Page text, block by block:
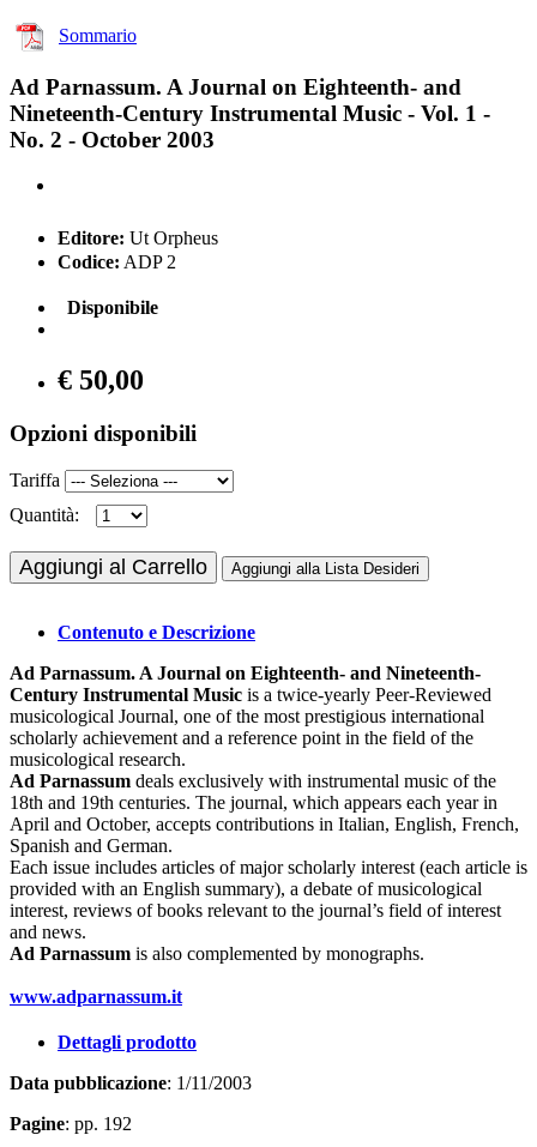
Sommario
Ad Parnassum. A Journal on Eighteenth- and
Nineteenth-Century Instrumental Music - Vol. 1 -
No. 2 - October 2003
Editore: Ut Orpheus
Codice: ADP 2
Disponibile
€ 50,00
Opzioni disponibili
Tariffa
Quantità:
Aggiungi al Carrello Aggiungi alla Lista Desideri
Contenuto e Descrizione
Ad Parnassum. A Journal on Eighteenth- and Nineteenth-
Century Instrumental Music is a twice-yearly Peer-Reviewed
musicological Journal, one of the most prestigious international
scholarly achievement and a reference point in the field of the
musicological research.
Ad Parnassum deals exclusively with instrumental music of the
18th and 19th centuries. The journal, which appears each year in
April and October, accepts contributions in Italian, English, French,
Spanish and German.
Each issue includes articles of major scholarly interest (each article is
provided with an English summary), a debate of musicological
interest, reviews of books relevant to the journal’s field of interest
and news.
Ad Parnassum is also complemented by monographs.
www.adparnassum.it
Dettagli prodotto
Data pubblicazione: 1/11/2003
Pagine: pp. 192